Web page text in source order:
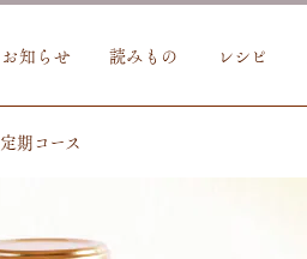
お知らせ 読みもの レシピ
期コース